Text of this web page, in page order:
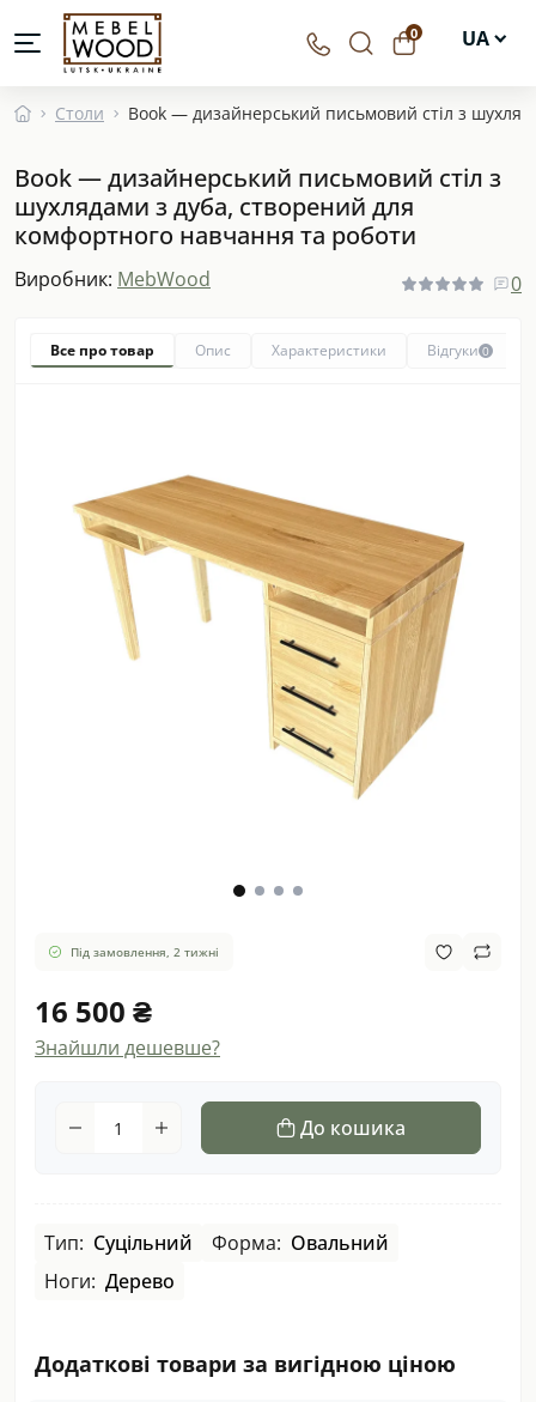
0 UA
PL
Столи Book — дизайнерський письмовий стіл з
Book — дизайнерський письмовий стіл з
шухлядами з дуба, створений для
комфортного навчання та роботи
Виробник: MebWood 0
Все про товар Опис Характеристики Відгуки 0
Під замовлення, 2 тижні
16 500 ₴
Знайшли дешевше?
До кошика
Тип: Суцільний Форма: Овальний
Ноги: Дерево
Додаткові товари за вигідною ціною